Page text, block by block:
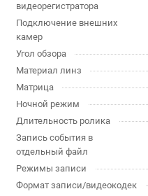
видеорегистратора
Подключение внешних
камер
Угол обзора
Материал линз
Матрица
Ночной режим
Длительность ролика
Запись события в
отдельный файл
Режимы записи
Формат записи/видеокодек